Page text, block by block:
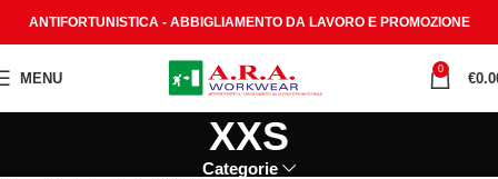
ANTIFORTUNISTICA - ABBIGLIAMENTO DA LAVORO E PROMOZIONE
MENU
0
€
XXS
Categorie